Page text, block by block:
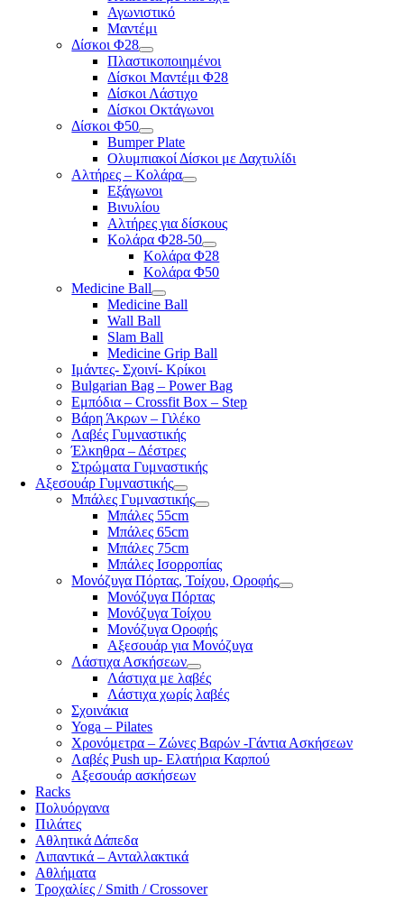
Αγωνιστικό
Μαντέμι
Δίσκοι Φ28
Πλαστικοποιημένοι
Δίσκοι Μαντέμι Φ28
Δίσκοι Λάστιχο
Δίσκοι Οκτάγωνοι
Δίσκοι Φ50
Bumper Plate
Ολυμπιακοί Δίσκοι με Δαχτυλίδι
Αλτήρες – Κολάρα
Εξάγωνοι
Βινυλίου
Αλτήρες για δίσκους
Κολάρα Φ28-50
Κολάρα Φ28
Κολάρα Φ50
Medicine Ball
Medicine Ball
Wall Ball
Slam Ball
Medicine Grip Ball
Ιμάντες- Σχοινί- Κρίκοι
Bulgarian Bag – Power Bag
Εμπόδια – Crossfit Box – Step
Βάρη Άκρων – Γιλέκο
Λαβές Γυμναστικής
Έλκηθρα – Δέστρες
Στρώματα Γυμναστικής
Αξεσουάρ Γυμναστικής
Μπάλες Γυμναστικής
Μπάλες 55cm
Μπάλες 65cm
Μπάλες 75cm
Μπάλες Ισορροπίας
Μονόζυγα Πόρτας, Τοίχου, Οροφής
Μονόζυγα Πόρτας
Μονόζυγα Τοίχου
Μονόζυγα Οροφής
Αξεσουάρ για Μονόζυγα
Λάστιχα Ασκήσεων
Λάστιχα με λαβές
Λάστιχα χωρίς λαβές
Σχοινάκια
Yoga – Pilates
Χρονόμετρα – Ζώνες Βαρών -Γάντια Ασκήσεων
Λαβές Push up- Ελατήρια Καρπού
Αξεσουάρ ασκήσεων
Racks
Πολυόργανα
Πιλάτες
Αθλητικά Δάπεδα
Λιπαντικά – Ανταλλακτικά
Αθλήματα
Τροχαλίες / Smith / Crossover